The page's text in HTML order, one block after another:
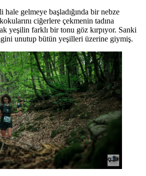
gelmeye başladığında bir nebze
ciğerlere çekmenin tadına
yeşilin farklı bir tonu göz kırpıyor. Sanki
unutup bütün yeşilleri üzerine giymiş.